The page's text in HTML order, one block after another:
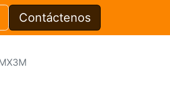
Contáctenos